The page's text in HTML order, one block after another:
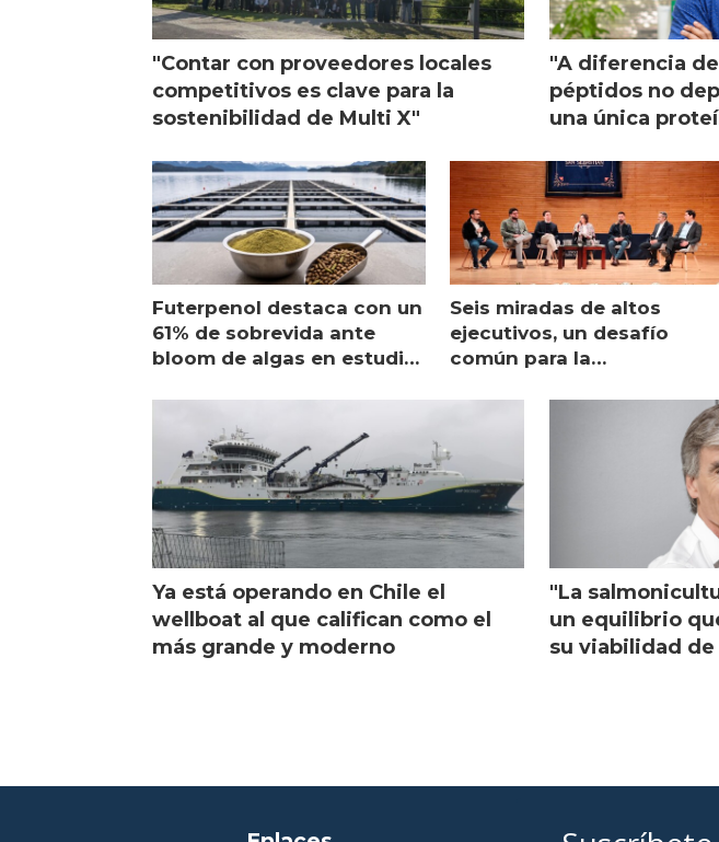
"Contar con proveedores locales
competitivos es clave para la
sostenibilidad de Multi X"
"A diferencia
péptidos no
una única
Futerpenol destaca con un
61% de sobrevida ante
bloom de algas en estudio
Seis miradas de altos
ejecutivos, un desafío
común para la
Ya está operando en Chile el
wellboat al que califican como el
más grande y moderno
"La
un equilibrio
su viabilidad de